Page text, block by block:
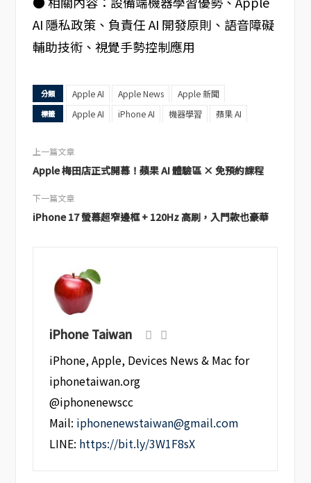
AI 隱私政策、負責任 AI 開發原則、語音障礙
輔助技術、視覺手勢控制應用
分類 Apple AI Apple News Apple 新聞
標籤 Apple AI iPhone AI 機器學習 蘋果 AI
上一篇文章
Apple 梅田店正式開幕！蘋果 AI 體驗區 × 免預約課程
下一篇文章
iPhone 17 螢幕超窄邊框 + 120Hz 高刷，入門款也豪華
iPhone Taiwan
iPhone, Apple, Devices News & Mac for
iphonetaiwan.org
@iphonenewscc
Mail: iphonenewstaiwan@gmail.com
LINE: https://bit.ly/3W1F8sX